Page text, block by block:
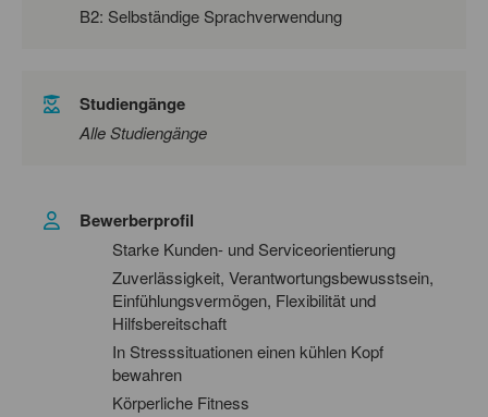
B2: Selbständige Sprachverwendung
Studiengänge
Alle Studiengänge
Bewerberprofil
Starke Kunden- und Serviceorientierung
Zuverlässigkeit, Verantwortungsbewusstsein,
Einfühlungsvermögen, Flexibilität und
Hilfsbereitschaft
In Stresssituationen einen kühlen Kopf
bewahren
Körperliche Fitness